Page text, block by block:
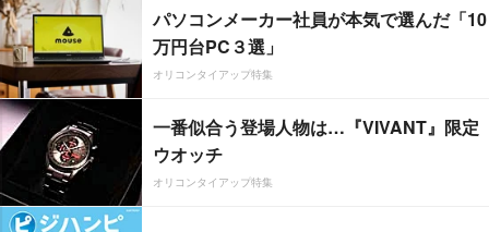
パソコンメーカー社員が本気で選んだ「10
万円台PC３選」
オリコンタイアップ特集
一番似合う登場人物は…『VIVANT』限定
ウオッチ
オリコンタイアップ特集